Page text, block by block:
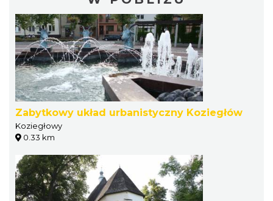
Zabytkowy układ urbanistyczny Koziegłów
Koziegłowy
0.33 km